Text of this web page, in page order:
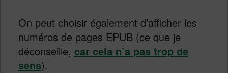
On peut choisir également d’afficher les
numéros de pages EPUB (ce que je
déconseille, car cela n’a pas trop de
sens).